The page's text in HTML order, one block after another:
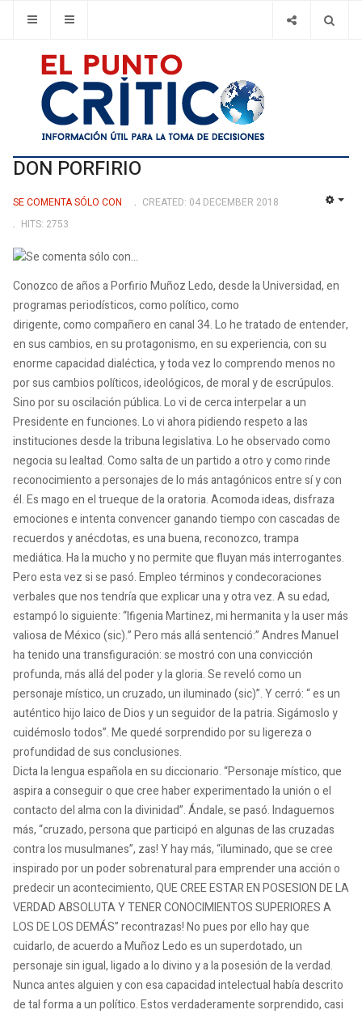
DON PORFIRIO
SE COMENTA SÓLO CON
CREATED: 04 DECEMBER 2018
HITS: 2753
Conozco de años a Porfirio Muñoz Ledo, desde la Universidad, en
programas periodísticos, como político, como
dirigente, como compañero en canal 34. Lo he tratado de entender,
en sus cambios, en su protagonismo, en su experiencia, con su
enorme capacidad dialéctica, y toda vez lo comprendo menos no
por sus cambios políticos, ideológicos, de moral y de escrúpulos.
Sino por su oscilación pública. Lo vi de cerca interpelar a un
Presidente en funciones. Lo vi ahora pidiendo respeto a las
instituciones desde la tribuna legislativa. Lo he observado como
negocia su lealtad. Como salta de un partido a otro y como rinde
reconocimiento a personajes de lo más antagónicos entre sí y con
él. Es mago en el trueque de la oratoria. Acomoda ideas, disfraza
emociones e intenta convencer ganando tiempo con cascadas de
recuerdos y anécdotas, es una buena, reconozco, trampa
mediática. Ha la mucho y no permite que fluyan más interrogantes.
Pero esta vez si se pasó. Empleo términos y condecoraciones
verbales que nos tendría que explicar una y otra vez. A su edad,
estampó lo siguiente: “Ifigenia Martinez, mi hermanita y la user más
valiosa de México (sic).” Pero más allá sentenció:” Andres Manuel
ha tenido una transfiguración: se mostró con una convicción
profunda, más allá del poder y la gloria. Se reveló como un
personaje místico, un cruzado, un iluminado (sic)”. Y cerró: “ es un
auténtico hijo laico de Dios y un seguidor de la patria. Sigámoslo y
cuidémoslo todos”. Me quedé sorprendido por su ligereza o
profundidad de sus conclusiones.
Dicta la lengua española en su diccionario. “Personaje místico, que
aspira a conseguir o que cree haber experimentado la unión o el
contacto del alma con la divinidad”. Ándale, se pasó. Indaguemos
más, “cruzado, persona que participó en algunas de las cruzadas
contra los musulmanes”, zas! Y hay más, “iluminado, que se cree
inspirado por un poder sobrenatural para emprender una acción o
predecir un acontecimiento, QUE CREE ESTAR EN POSESION DE LA
VERDAD ABSOLUTA Y TENER CONOCIMIENTOS SUPERIORES A
LOS DE LOS DEMÁS” recontrazas! No pues por ello hay que
cuidarlo, de acuerdo a Muñoz Ledo es un superdotado, un
personaje sin igual, ligado a lo divino y a la posesión de la verdad.
Nunca antes alguien y con esa capacidad intelectual había descrito
de tal forma a un político. Estos verdaderamente sorprendido, casi